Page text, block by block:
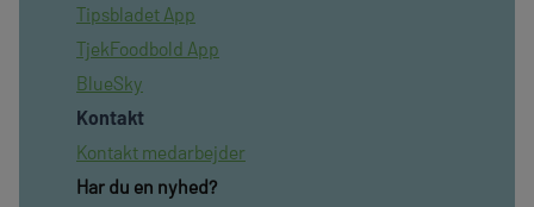
Tipsbladet App
TjekFoodbold App
BlueSky
Kontakt
Kontakt medarbejder
Har du en nyhed?